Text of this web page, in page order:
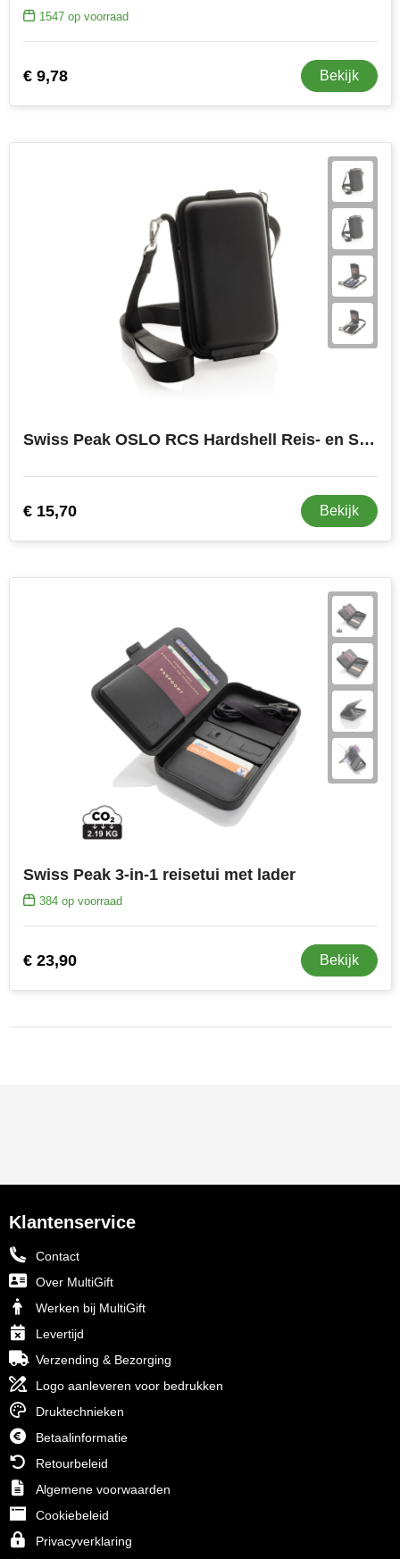
1547op voorraad
€ 9,78 Bekijk
Swiss Peak OSLO RCS Hardshell Reis- en Smartphone Etui
€ 15,70 Bekijk
Swiss Peak 3-in-1 reisetui met lader
384op voorraad
€ 23,90 Bekijk
Klantenservice
Contact
Over MultiGift
Werken bij MultiGift
Levertijd
Verzending & Bezorging
Logo aanleveren voor bedrukken
Druktechnieken
Betaalinformatie
Retourbeleid
Algemene voorwaarden
Cookiebeleid
Privacyverklaring